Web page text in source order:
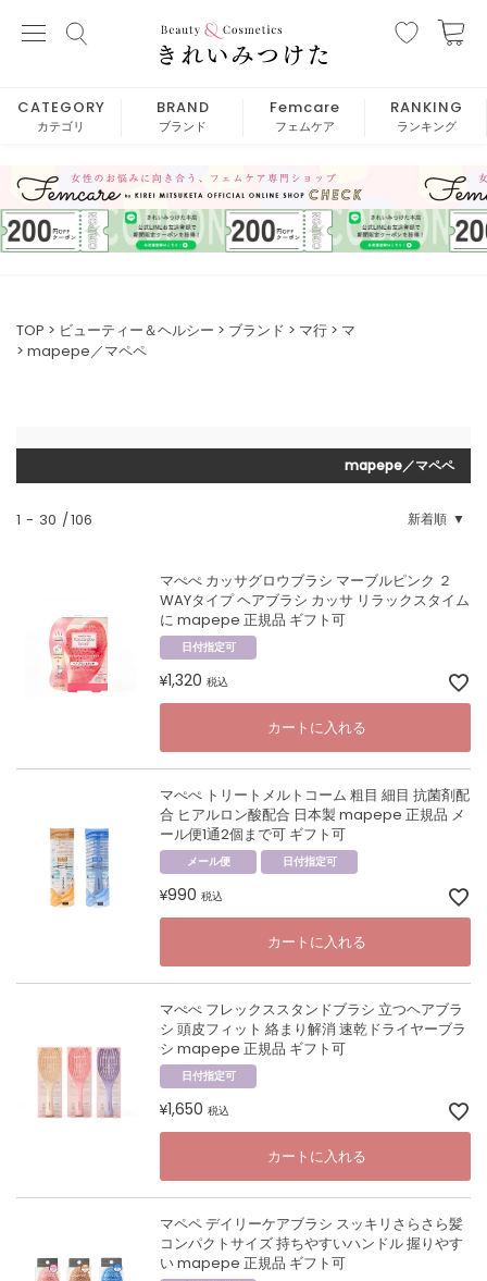
CATEGORY
カテゴリ
BRAND
ブランド
Femcare
フェムケア
RANKING
ランキング
TOP ビューティー＆ヘルシー ブランド マ行
マ
mapepe／マペペ
mapepe／マペペ
新着順
1 - 30 106
マぺぺ カッサグロウブラシ マーブルピンク ２
WAYタイプ ヘアブラシ カッサ リラックスタイム
に mapepe 正規品 ギフト可
日付指定可
¥1,320 税込
カートに入れる
マぺぺ トリートメルトコーム 粗目 細目 抗菌剤配
合 ヒアルロン酸配合 日本製 mapepe 正規品 メ
ール便1通2個まで可 ギフト可
メール便 日付指定可
¥990 税込
カートに入れる
マぺぺ フレックススタンドブラシ 立つヘアブラ
シ 頭皮フィット 絡まり解消 速乾ドライヤーブラ
シ mapepe 正規品 ギフト可
日付指定可
¥1,650 税込
カートに入れる
マペペ デイリーケアブラシ スッキリさらさら髪
コンパクトサイズ 持ちやすいハンドル 握りやす
い mapepe 正規品 ギフト可